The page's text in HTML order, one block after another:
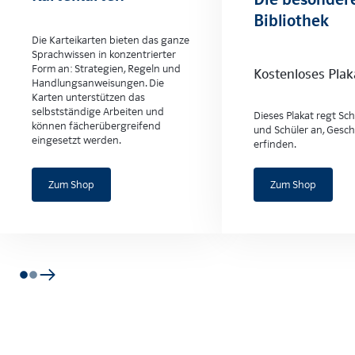
Die Karteikarten bieten das ganze
Sprachwissen in konzentrierter
Form an: Strategien, Regeln und
Handlungsanweisungen. Die
Karten unterstützen das
selbstständige Arbeiten und
können fächerübergreifend
eingesetzt werden.
Zum Shop
Bibliothek
Kostenloses
Dieses Plakat regt
und Schüler an,
erfinden.
Zum Shop